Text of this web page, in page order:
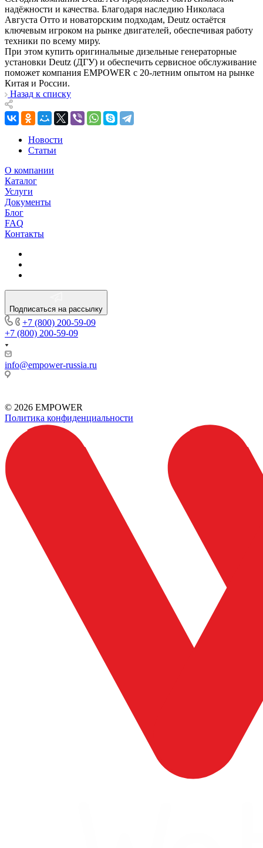
надёжности и качества. Благодаря наследию Николаса
Августа Отто и новаторским подходам, Deutz остаётся
ключевым игроком на рынке двигателей, обеспечивая работу
техники по всему миру.
При этом купить оригинальные дизельные генераторные
установки Deutz (ДГУ) и обеспечить сервисное обслуживание
поможет компания EMPOWER с 20-летним опытом на рынке
Китая и России.
Назад к списку
Новости
Статьи
О компании
Каталог
Услуги
Документы
Блог
FAQ
Контакты
Подписаться на рассылку
+7 (800) 200-59-09
+7 (800) 200-59-09
info@empower-russia.ru
© 2026 EMPOWER
Политика конфиденциальности